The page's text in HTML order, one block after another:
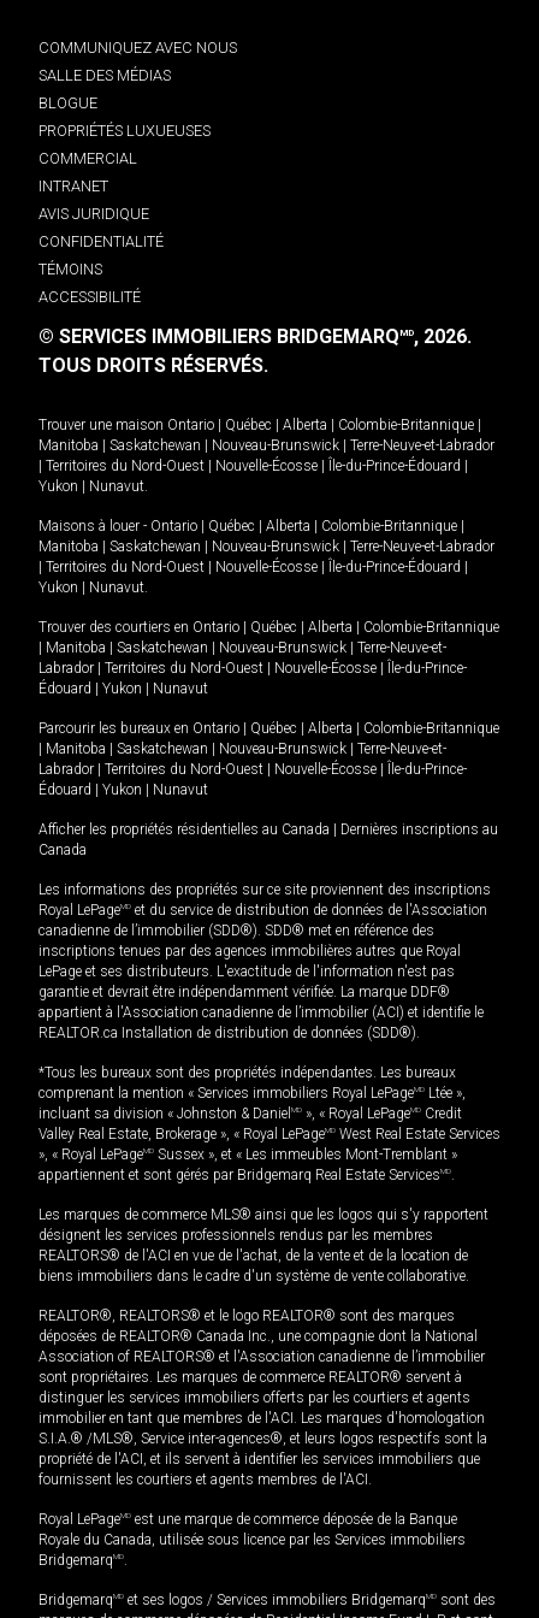
COMMUNIQUEZ AVEC NOUS
SALLE DES MÉDIAS
BLOGUE
PROPRIÉTÉS LUXUEUSES
COMMERCIAL
INTRANET
AVIS JURIDIQUE
CONFIDENTIALITÉ
TÉMOINS
ACCESSIBILITÉ
© SERVICES IMMOBILIERS BRIDGEMARQMD, 2026.
TOUS DROITS RÉSERVÉS.
Trouver une maison Ontario Québec Alberta Colombie-Britannique
Manitoba
Saskatchewan Nouveau-Brunswick
Terre-Neuve-et-Labrador
Territoires du Nord-Ouest Nouvelle-Écosse Île-du-Prince-Édouard
Yukon
Nunavut.
Maisons à louer - Ontario Québec Alberta Colombie-Britannique
Manitoba
Saskatchewan Nouveau-Brunswick
Terre-Neuve-et-Labrador
Territoires du Nord-Ouest Nouvelle-Écosse Île-du-Prince-Édouard
Yukon
Nunavut.
Trouver des courtiers en Ontario Québec Alberta
Colombie-Britannique
Manitoba Saskatchewan Nouveau-Brunswick
Terre-Neuve-et-
Labrador
Territoires du Nord-Ouest Nouvelle-Écosse
Île-du-Prince-
Édouard
Yukon Nunavut
Parcourir les bureaux en Ontario Québec Alberta
Colombie-Britannique
Manitoba Saskatchewan Nouveau-Brunswick
Terre-Neuve-et-
Labrador
Territoires du Nord-Ouest Nouvelle-Écosse
Île-du-Prince-
Édouard
Yukon Nunavut
Afficher les propriétés résidentielles au Canada
Dernières inscriptions au
Canada
Les informations des propriétés sur ce site proviennent des inscriptions
Royal LePageMD et du service de distribution de données de l'Association
canadienne de l’immobilier (SDD®). SDD® met en référence des
inscriptions tenues par des agences immobilières autres que Royal
LePage et ses distributeurs. L'exactitude de l'information n'est pas
garantie et devrait être indépendamment vérifiée. La marque DDF®
appartient à l'Association canadienne de l’immobilier (ACI) et identifie le
REALTOR.ca Installation de distribution de données (SDD®).
*Tous les bureaux sont des propriétés indépendantes. Les bureaux
comprenant la mention « Services immobiliers Royal LePageMD Ltée »,
incluant sa division « Johnston & Daniel MD », « Royal LePageMD Credit
Valley Real Estate, Brokerage », « Royal LePageMD West Real Estate Services
», « Royal LePageMD Sussex », et « Les immeubles Mont-Tremblant »
appartiennent et sont gérés par Bridgemarq Real Estate ServicesMD.
Les marques de commerce MLS® ainsi que les logos qui s'y rapportent
désignent les services professionnels rendus par les membres
REALTORS® de l'ACI en vue de l'achat, de la vente et de la location de
biens immobiliers dans le cadre d'un système de vente collaborative.
REALTOR®, REALTORS® et le logo REALTOR® sont des marques
déposées de REALTOR® Canada Inc., une compagnie dont la National
Association of REALTORS® et l'Association canadienne de l’immobilier
sont propriétaires. Les marques de commerce REALTOR® servent à
distinguer les services immobiliers offerts par les courtiers et agents
immobilier en tant que membres de l'ACI. Les marques d'homologation
S.I.A.® /MLS®, Service inter-agences®, et leurs logos respectifs sont la
propriété de l'ACI, et ils servent à identifier les services immobiliers que
fournissent les courtiers et agents membres de l'ACI.
Royal LePageMD est une marque de commerce déposée de la Banque
Royale du Canada, utilisée sous licence par les Services immobiliers
BridgemarqMD.
BridgemarqMD et ses logos / Services immobiliers BridgemarqMD sont des